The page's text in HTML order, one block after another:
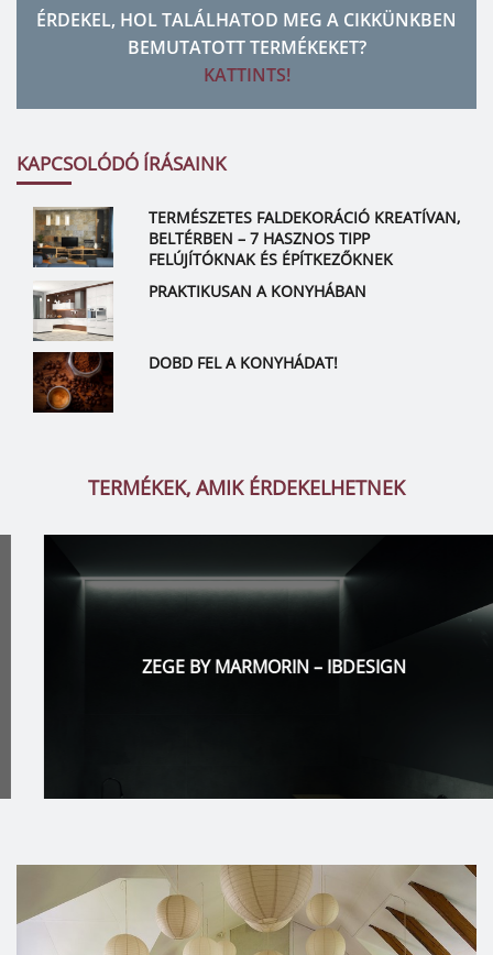
ÉRDEKEL, HOL TALÁLHATOD MEG A CIKKÜNKBEN
BEMUTATOTT TERMÉKEKET?
KATTINTS!
KAPCSOLÓDÓ ÍRÁSAINK
TERMÉSZETES FALDEKORÁCIÓ KREATÍVAN,
BELTÉRBEN – 7 HASZNOS TIPP
FELÚJÍTÓKNAK ÉS ÉPÍTKEZŐKNEK
PRAKTIKUSAN A KONYHÁBAN
DOBD FEL A KONYHÁDAT!
TERMÉKEK, AMIK ÉRDEKELHETNEK
ZEGE BY MARMORIN – IBDESIGN